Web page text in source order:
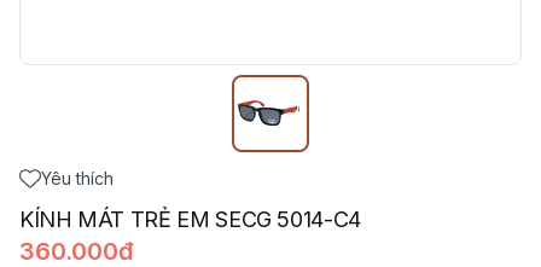
Yêu thích
KÍNH MÁT TRẺ EM SECG 5014-C4
360.000đ